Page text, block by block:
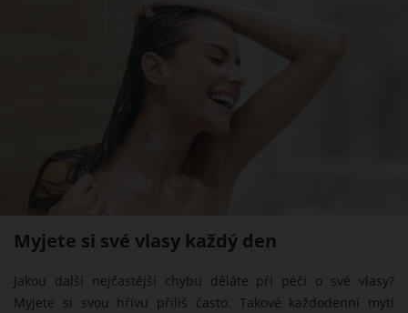
Myjete si své vlasy každý den
Jakou další nejčastější chybu děláte při péči o své vlasy?
Myjete si svou hřívu příliš často. Takové každodenní mytí